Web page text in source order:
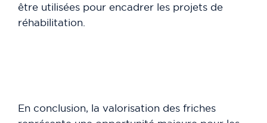
être utilisées pour encadrer les projets de
réhabilitation.
En conclusion, la valorisation des friches